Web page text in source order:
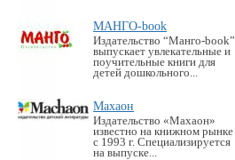
МАНГО-book
Издательство “Манго-book”
выпускает увлекательные и
поучительные книги для
детей дошкольного...
Махаон
Издательство «Махаон»
известно на книжном рынке
с 1993 г. Специализируется
на выпуске...